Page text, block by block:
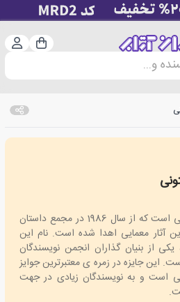
سبد
و...
جایزه ی آنتونی، جایزه ای ادبی است که از سال 1986 در مجمع داستان
آثار معمایی اهدا شده است. نام این
یکی از بنیان گذاران انجمن نویسندگان
این جایزه در زمره ی معتبرترین جوایز
است و به نویسندگان زیادی در جهت